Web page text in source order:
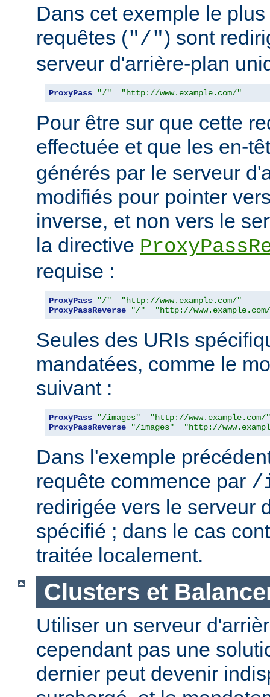
Dans cet exemple le
requêtes ("/") sont
serveur d'arrière-plan
ProxyPass "/" "http://www.example.com/"
Pour être sur que cette
effectuée et que les en-
générés par le serveur
modifiés pour pointer
inverse, et non vers le
la directive
requise :
ProxyPass "/"
"http://www.example.com/"
ProxyPassReverse
"/" "http://
Seules des URIs
mandatées, comme le
suivant :
ProxyPass "/images"
"http://www.example.com/"
ProxyPassReverse
"/images" "http://
Dans l'exemple
requête commence par /
redirigée vers le serveur
spécifié ; dans le cas
traitée localement.
Clusters et
Utiliser un serveur
cependant pas une
dernier peut devenir